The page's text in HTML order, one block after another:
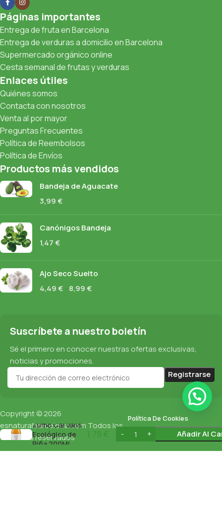
Páginas importantes
Entrega de fruta en Barcelona
Entrega de verduras a domicilio en Barcelona
Supermercado orgánico online
Cesta semanal de frutas y verduras
Enlaces útiles
Quiénes somos
Contacta con nosotros
Venta al por mayor
Preguntas Frecuentes
Política de Reembolsos
Política de Envíos
Productos más vendidos
Bandeja de Aguacate
3,99€
Canónigos Bandeja
1,47€
Ajo Seco Suelto
4,49€ 8,99€
Suscríbete a nuestro boletín
Sé el primero en conocer nuestras ofertas exclusivas,
noticias y promociones.
Copyright © 2026
esnaturalbarcelona.com Todos los
derechos reservados
Política De Cookies
Protección De Datos
Zumo Cal Valls
Ecológico de
Piña 200Ml
Añadir Al